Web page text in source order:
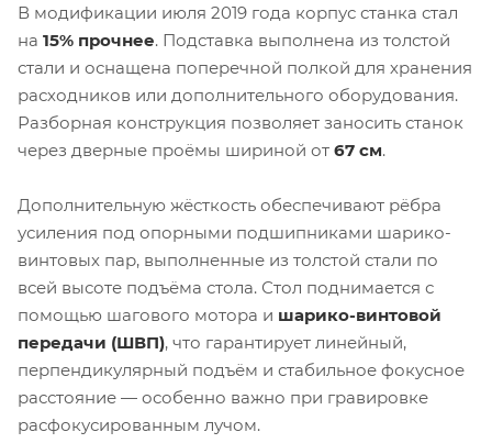
В модификации июля 2019 года корпус станка стал
на 15% прочнее. Подставка выполнена из толстой
стали и оснащена поперечной полкой для хранения
расходников или дополнительного оборудования.
Разборная конструкция позволяет заносить станок
через дверные проёмы шириной от 67 см.
Дополнительную жёсткость обеспечивают рёбра
усиления под опорными подшипниками шарико-
винтовых пар, выполненные из толстой стали по
всей высоте подъёма стола. Стол поднимается с
помощью шагового мотора и шарико-винтовой
передачи (ШВП), что гарантирует линейный,
перпендикулярный подъём и стабильное фокусное
расстояние — особенно важно при гравировке
расфокусированным лучом.